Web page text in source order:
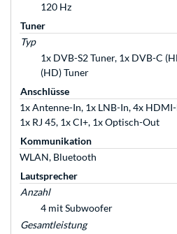
120 Hz
Tuner
Typ
1x DVB-S2 Tuner, 1x DVB-C
(HD) Tuner
Anschlüsse
1x Antenne-In, 1x LNB-In, 4x
1x RJ 45, 1x CI+, 1x Optisch-Out
Kommunikation
WLAN, Bluetooth
Lautsprecher
Anzahl
4 mit Subwoofer
Gesamtleistung